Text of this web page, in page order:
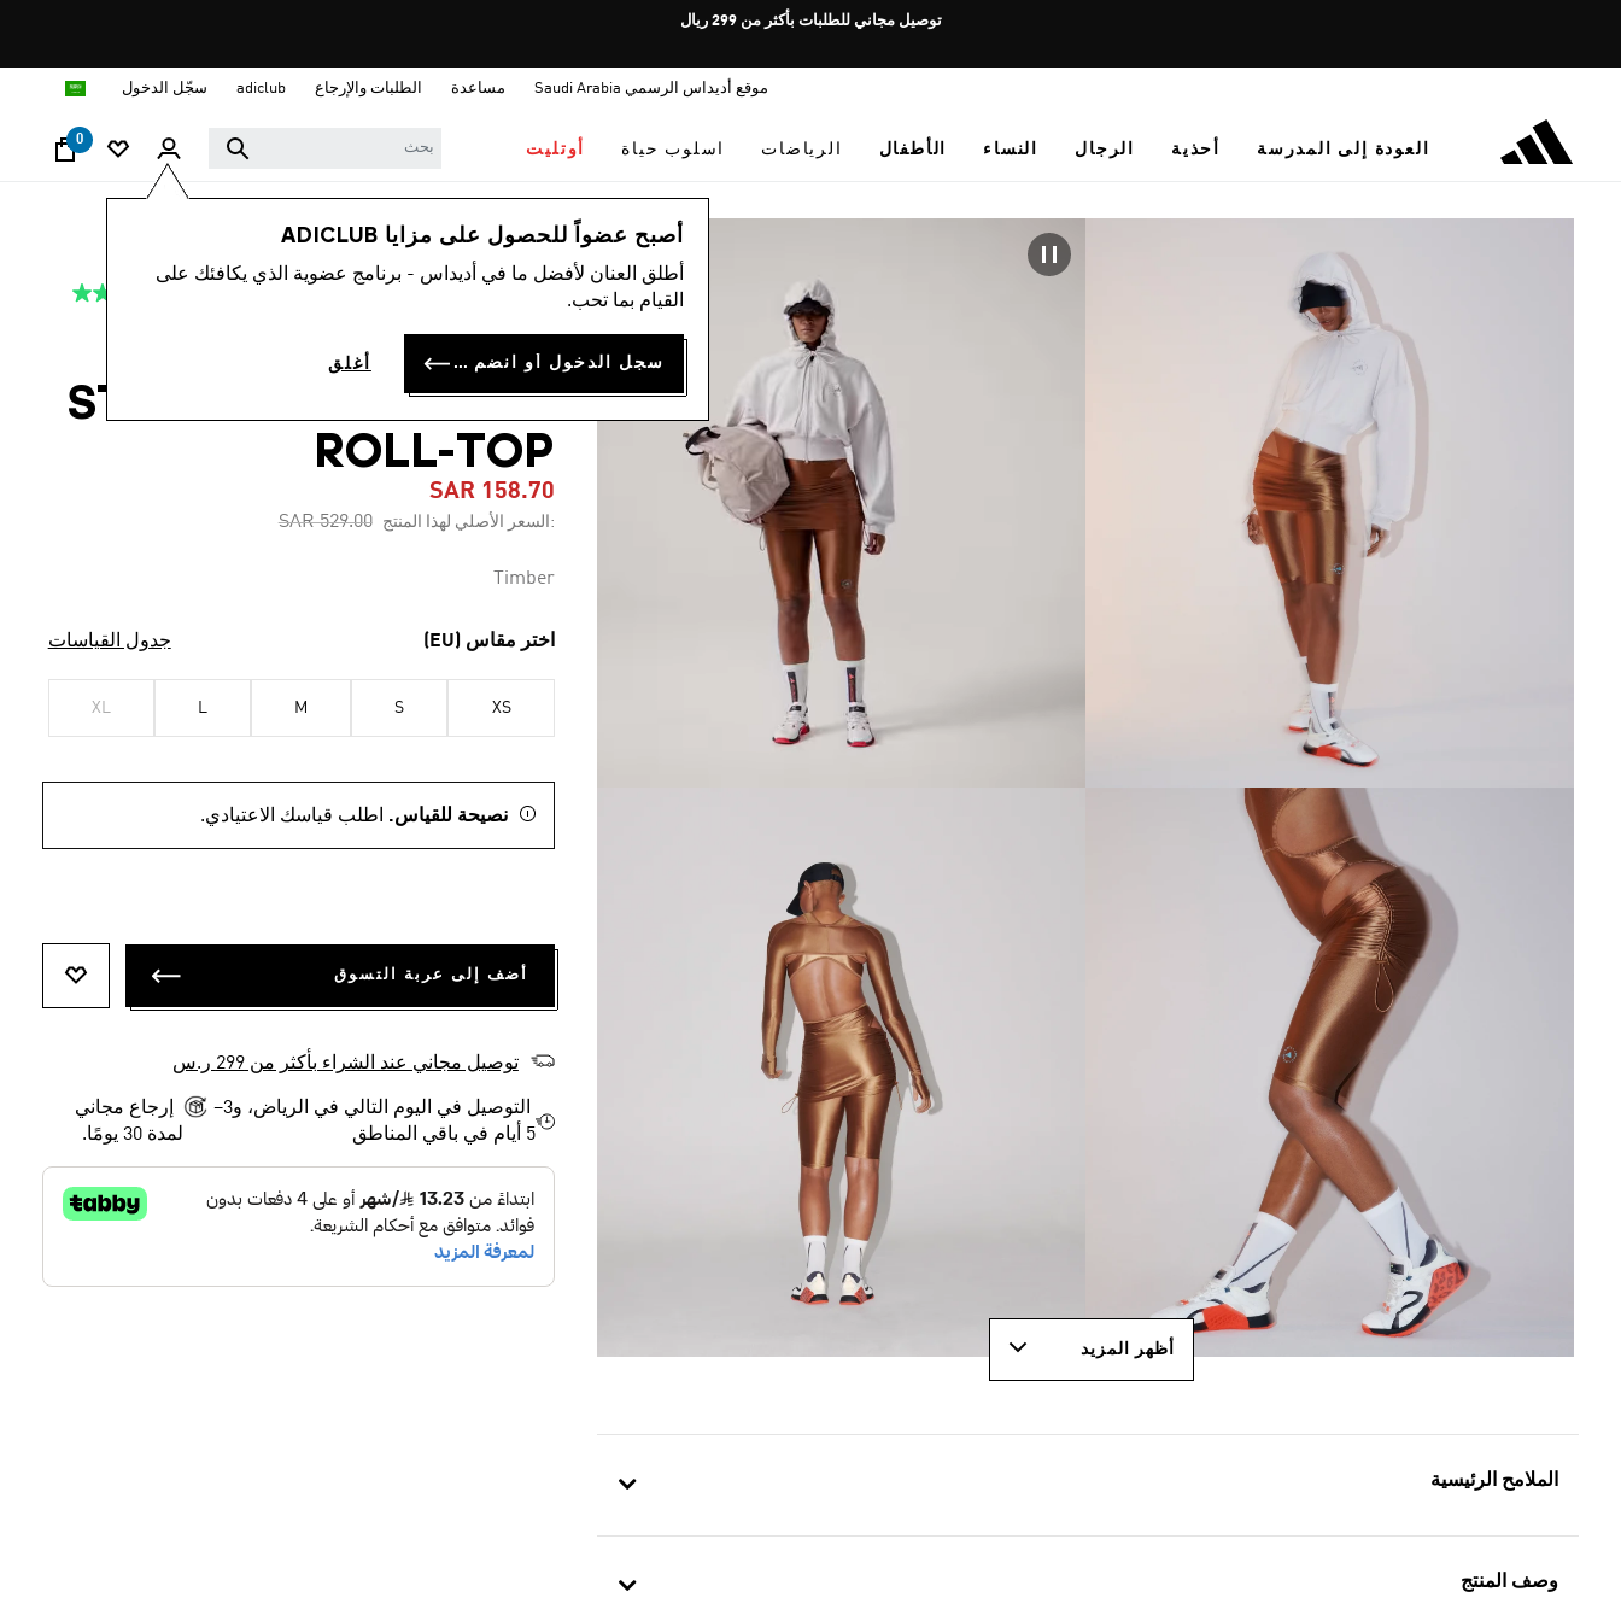
Pause
rotation
توصيل مجاني للطلبات بأكثر من 299 ريال
موقع أديداس الرسمي Saudi Arabia مساعدة الطلبات والإرجاع adiclub سجّل الدخول
العودة إلى المدرسة أحذية الرجال النساء الأطفال الرياضات اسلوب حياة أوتليت
0
أصبح عضواً للحصول على مزايا ADICLUB
أطلق العنان لأفضل ما في أديداس - برنامج عضوية الذي يكافئك على
القيام بما تحب.
سجل الدخول أو انضم الآن أغلق
أظهر المزيد
الملامح الرئيسية
وصف المنتج
النساء ملابس
متوسط
من
5
شورت ADIDAS BY
STELLA MCCARTNEY
ROLL-TOP
SAR 158.70
:السعر الأصلي لهذا المنتج Price reduced from
SAR 529.00
to
Timber
اختر مقاس (EU) جدول القياسات
XS
S
M
L
XL
نصيحة للقياس. اطلب قياسك الاعتيادي.
أضف إلى عربة التسوق
توصيل مجاني عند الشراء بأكثر من 299 ر.س
التوصيل في اليوم التالي في الرياض، و3–
5 أيام في باقي المناطق
إرجاع مجاني
لمدة 30 يومًا.